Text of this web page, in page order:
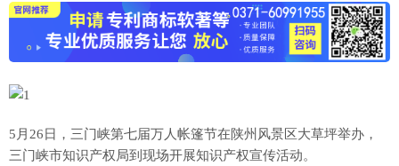
5月26日，三门峡第七届万人帐篷节在陕州风景区大草坪举办，
三门峡市知识产权局到现场开展知识产权宣传活动。